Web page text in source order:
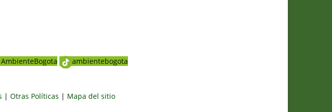
AmbienteBogota ambientebogota
| Otras Políticas | Mapa del sitio